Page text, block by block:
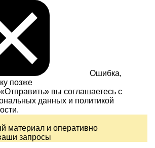
Ошибка,
позже
вы соглашаетесь с
данных и политикой
материал и оперативно
запросы